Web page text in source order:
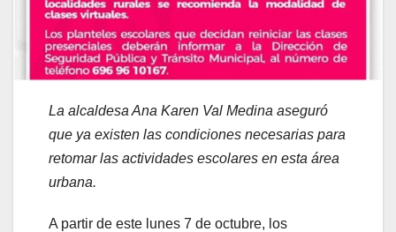
La alcaldesa Ana Karen Val Medina aseguró
que ya existen las condiciones necesarias para
retomar las actividades escolares en esta área
urbana.
A partir de este lunes 7 de octubre, los